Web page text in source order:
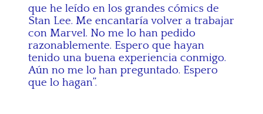
que he leído en los grandes cómics de
Stan Lee. Me encantaría volver a trabajar
con Marvel. No me lo han pedido
razonablemente. Espero que hayan
tenido una buena experiencia conmigo.
Aún no me lo han preguntado. Espero
que lo hagan”.